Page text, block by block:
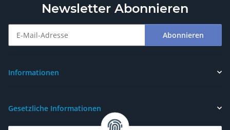
Newsletter Abonnieren
Abonnieren
Informationen
Gesetzliche Informationen